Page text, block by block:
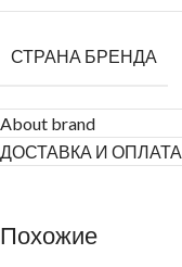
СТРАНА БРЕНДА
About brand
ДОСТАВКА И ОПЛАТА
Похожие